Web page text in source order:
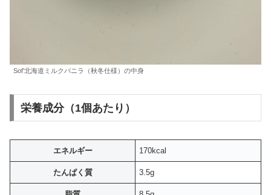
Sof’北海道ミルクバニラ（秋冬仕様）の中身
栄養成分（1個あたり）
エネルギー 170kcal
たんぱく質 3.5g